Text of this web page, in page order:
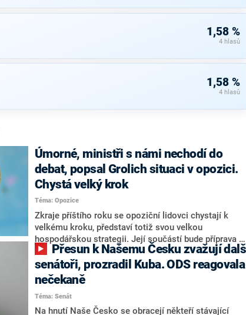
1,58 %
4 hlasů
1,58 %
4 hlasů
Úmorné, ministři s námi nechodí do
debat, popsal Grolich situaci v opozici.
Chystá velký krok
Téma: Opozice
Zkraje příštího roku se opoziční lidovci chystají k
velkému kroku, představí totiž svou velkou
hospodářskou strategii. Její součástí bude příprava na
stárnutí populace, řekl ve středu na setkání s novináři
nový předseda lidovců Jan Grolich. Ten zároveň v
senátních volbách kandiduje ve Vyškově. Popsal i
aktivitu opozice, o níž vládní strany nebo političtí
komentátoři mluví jako o slabé a v defenzivě. „Je to
úmorná práce upozorňovat na chyby vlády. Ministři s
senátoři, prozradil Kuba. ODS reagovala
nečekaně
Téma: Senát
Na hnutí Naše Česko se obracejí někteří stávající